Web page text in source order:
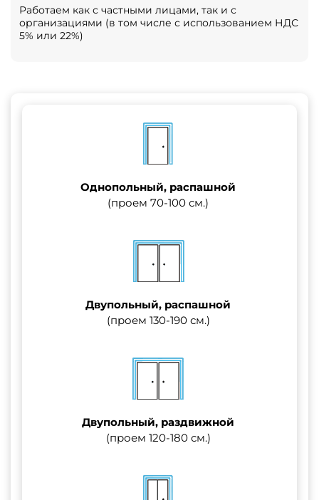
Работаем как с частными лицами, так и с
организациями (в том числе с использованием НДС
5% или 22%)
Однопольный, распашной
(проем 70-100 см.)
Двупольный, распашной
(проем 130-190 см.)
Двупольный, раздвижной
(проем 120-180 см.)